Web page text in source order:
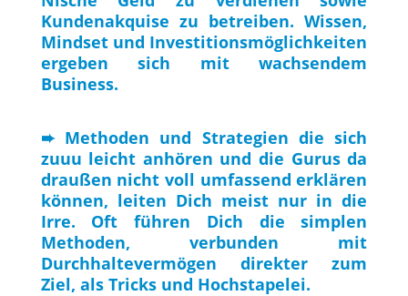
Kundenakquise zu betreiben. Wissen,
Mindset und Investitionsmöglichkeiten
ergeben sich mit wachsendem
Business.
➨ Methoden und Strategien die sich
zuuu leicht anhören und die Gurus da
draußen nicht voll umfassend erklären
können, leiten Dich meist nur in die
Irre. Oft führen Dich die simplen
Methoden, verbunden mit
Durchhaltevermögen direkter zum
Ziel, als Tricks und Hochstapelei.